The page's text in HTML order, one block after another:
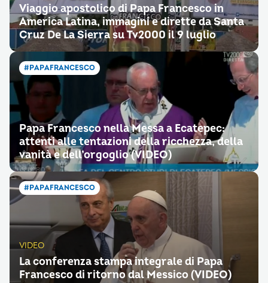
Viaggio apostolico di Papa Francesco in
America Latina, immagini e dirette da Santa
Cruz De La Sierra su Tv2000 il 9 luglio
#PAPAFRANCESCO
Papa Francesco nella Messa a Ecatepec:
attenti alle tentazioni della ricchezza, della
vanità e dell’orgoglio (VIDEO)
#PAPAFRANCESCO
VIDEO
La conferenza stampa integrale di Papa
Francesco di ritorno dal Messico (VIDEO)